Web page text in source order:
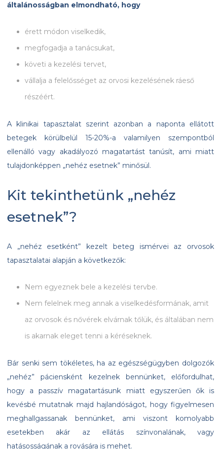
általánosságban elmondható, hogy
érett módon viselkedik,
megfogadja a tanácsukat,
követi a kezelési tervet,
vállalja a felelősséget az orvosi kezelésének ráeső
részéért.
A klinikai tapasztalat szerint azonban a naponta ellátott
betegek körülbelül 15-20%-a valamilyen szempontból
ellenálló vagy akadályozó magatartást tanúsít, ami miatt
tulajdonképpen „nehéz esetnek” minősül.
Kit tekinthetünk „nehéz
esetnek”?
A „nehéz esetként” kezelt beteg ismérvei az orvosok
tapasztalatai alapján a következők:
Nem egyeznek bele a kezelési tervbe.
Nem felelnek meg annak a viselkedésformának, amit
az orvosok és nővérek elvárnak tőlük, és általában nem
is akarnak eleget tenni a kéréseknek.
Bár senki sem tökéletes, ha az egészségügyben dolgozók
„nehéz” páciensként kezelnek bennünket, előfordulhat,
hogy a passzív magatartásunk miatt egyszerűen ők is
kevésbé mutatnak majd hajlandóságot, hogy figyelmesen
meghallgassanak bennünket, ami viszont komolyabb
esetekben akár az ellátás színvonalának, vagy
hatásosságának a rovására is mehet.